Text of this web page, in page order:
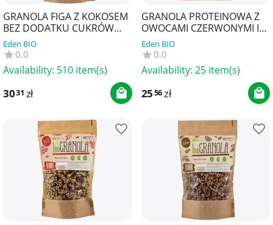
GRANOLA FIGA Z KOKOSEM
BEZ DODATKU CUKRÓW
BEZGLUTENOWA BIO 320 g -
PAPAGRIN
Eden BIO
0.0
Availability: 510 item(s)
3031 zł
GRANOLA PROTEINOWA Z
OWOCAMI CZERWONYMI I
KOKOSEM BEZ DODATKU
CUKRÓW BIO 300 g -
VERIVAL
Eden BIO
0.0
Availability: 25 item(s)
2556zł